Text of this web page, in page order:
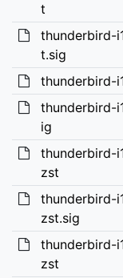
t
thunderbird-
t.sig
thunderbird-
thunderbird-
ig
thunderbird-
zst
thunderbird-
zst.sig
thunderbird-
zst